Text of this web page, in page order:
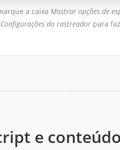
a caixa Mostrar opções de
do rastreadorpara
e